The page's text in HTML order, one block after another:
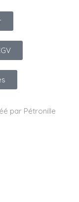
par Pétronille